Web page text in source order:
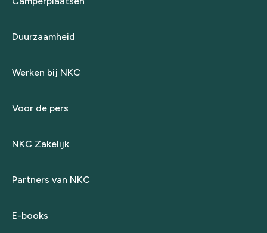
Duurzaamheid
Werken bij NKC
Voor de pers
NKC Zakelijk
Partners van NKC
E-books